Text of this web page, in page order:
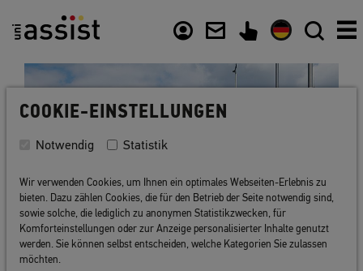
COOKIE-EINSTELLUNGEN
Notwendig Statistik
Wir verwenden Cookies, um Ihnen ein optimales Webseiten-Erlebnis zu
bieten. Dazu zählen Cookies, die für den Betrieb der Seite notwendig sind,
sowie solche, die lediglich zu anonymen Statistikzwecken, für
Komforteinstellungen oder zur Anzeige personalisierter Inhalte genutzt
werden. Sie können selbst entscheiden, welche Kategorien Sie zulassen
möchten.